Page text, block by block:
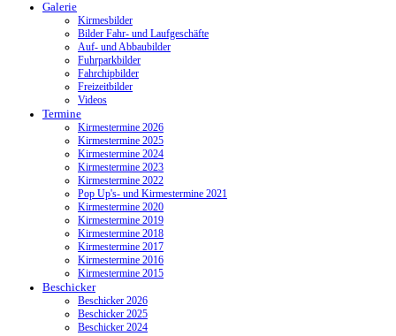
Galerie
Kirmesbilder
Bilder Fahr- und Laufgeschäfte
Auf- und Abbaubilder
Fuhrparkbilder
Fahrchipbilder
Freizeitbilder
Videos
Termine
Kirmestermine 2026
Kirmestermine 2025
Kirmestermine 2024
Kirmestermine 2023
Kirmestermine 2022
Pop Up's- und Kirmestermine 2021
Kirmestermine 2020
Kirmestermine 2019
Kirmestermine 2018
Kirmestermine 2017
Kirmestermine 2016
Kirmestermine 2015
Beschicker
Beschicker 2026
Beschicker 2025
Beschicker 2024